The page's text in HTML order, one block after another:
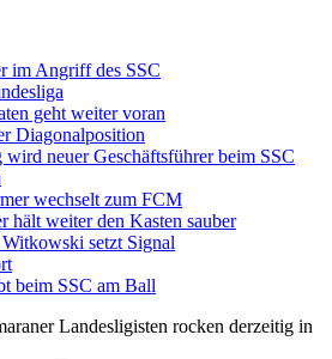
im Angriff des SSC
geht weiter voran
Diagonalposition
neuer Geschäftsführer beim SSC
wechselt zum FCM
hält weiter den Kasten sauber
setzt Signal
beim SSC am Ball
Landesligisten rocken derzeitig in